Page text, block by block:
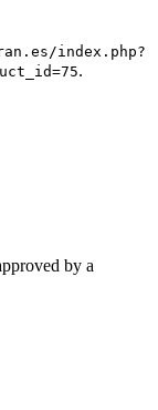
index.php?
.
by a